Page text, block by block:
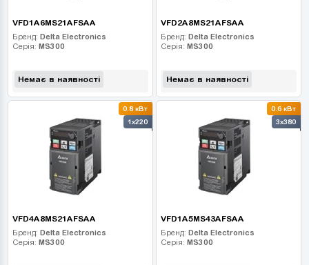
VFD1A6MS21AFSAA
Бренд: Delta Electronics
Серія: MS300
Немає в наявності
VFD2A8MS21AFSAA
Бренд: Delta Electronics
Серія: MS300
Немає в наявності
0.8 кВт
1x220
VFD4A8MS21AFSAA
Бренд: Delta Electronics
Серія: MS300
0.6 кВт
3x380
VFD1A5MS43AFSAA
Бренд: Delta Electronics
Серія: MS300